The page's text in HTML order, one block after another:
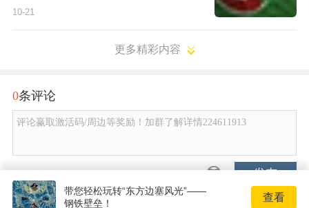
10-21
更多精彩内容
0条评论
评论赢取激活码/周边等奖励！加群了解详情224611913
发布
带您轻松玩转“东方边塞风光”——
钢铁壁垒！
查看